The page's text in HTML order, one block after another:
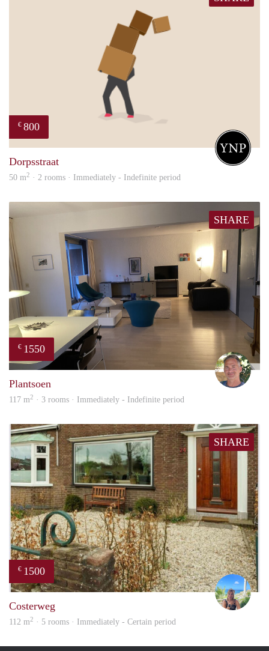
€ 800
Dorpsstraat
50 m2 · 2 rooms · Immediately - Indefinite period
SHARE
€ 1550
Jelle
Plantsoen
117 m2 · 3 rooms · Immediately - Indefinite period
SHARE
€ 1500
jacky
Costerweg
112 m2 · 5 rooms · Immediately - Certain period